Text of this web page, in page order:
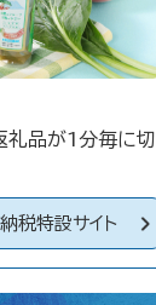
礼品が1分毎に切
税特設サイト